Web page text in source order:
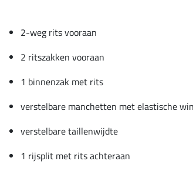
2-weg rits vooraan
2 ritszakken vooraan
1 binnenzak met rits
verstelbare manchetten met elastische
verstelbare taillenwijdte
1 rijsplit met rits achteraan